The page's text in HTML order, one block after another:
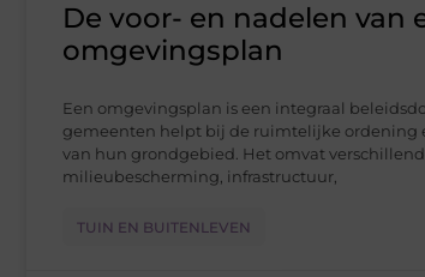
De voor- en nadelen van
omgevingsplan
Een omgevingsplan is een integraal
gemeenten helpt bij de ruimtelijke ordening
van hun grondgebied. Het omvat
milieubescherming, infrastructuur,
TUIN EN BUITENLEVEN